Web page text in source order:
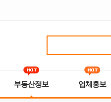
부동산정보 업체홍보